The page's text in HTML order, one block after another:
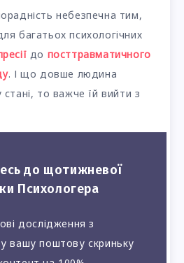
небезпечна тим,
багатьох психологічних
до посттравматичного
. І що довше людина
то важче їй вийти з
до щотижневої
Психологера
дослідження з
у вашу поштову скриньку